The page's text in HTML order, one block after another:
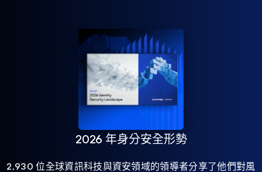
2026 年身分安全形勢
2,930 位全球資訊科技與資安領域的領導者分享了他們對風